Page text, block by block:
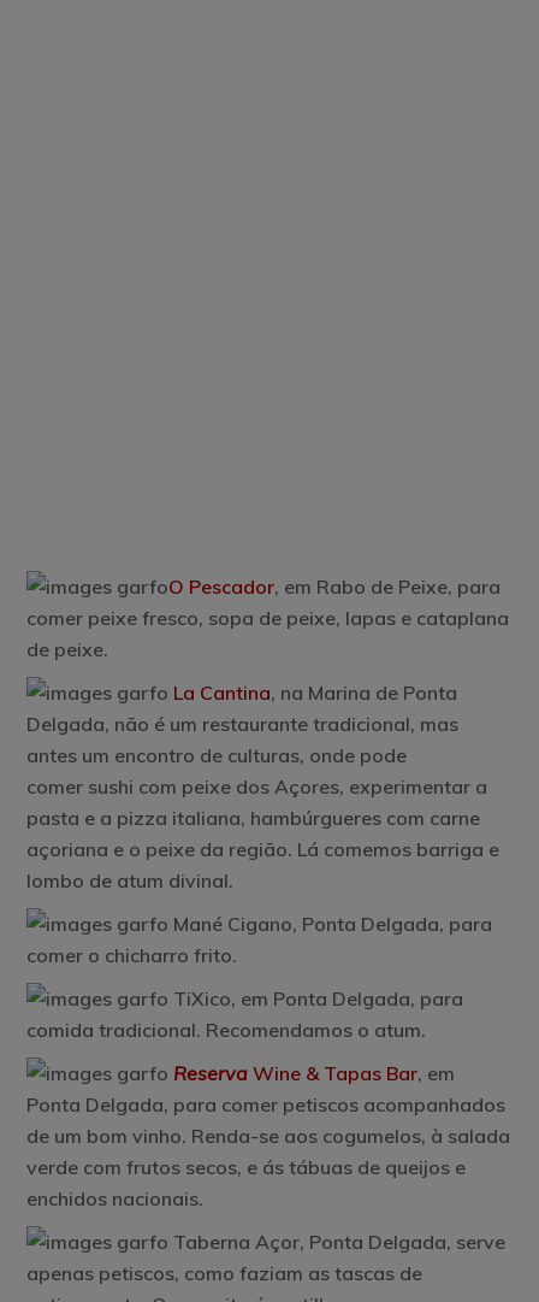
O Pescador, em Rabo de Peixe, para
comer peixe fresco, sopa de peixe, lapas e cataplana
de peixe.
La Cantina, na Marina de Ponta
Delgada, não é um restaurante tradicional, mas
antes um encontro de culturas, onde pode
comer sushi com peixe dos Açores, experimentar a
pasta e a pizza italiana, hambúrgueres com carne
açoriana e o peixe da região. Lá comemos barriga e
lombo de atum divinal.
Mané Cigano, Ponta Delgada, para
comer o chicharro frito.
TiXico, em Ponta Delgada, para
comida tradicional. Recomendamos o atum.
Reserva Wine & Tapas Bar, em
Ponta Delgada, para comer petiscos acompanhados
de um bom vinho. Renda-se aos cogumelos, à salada
verde com frutos secos, e ás tábuas de queijos e
enchidos nacionais.
Taberna Açor, Ponta Delgada, serve
apenas petiscos, como faziam as tascas de